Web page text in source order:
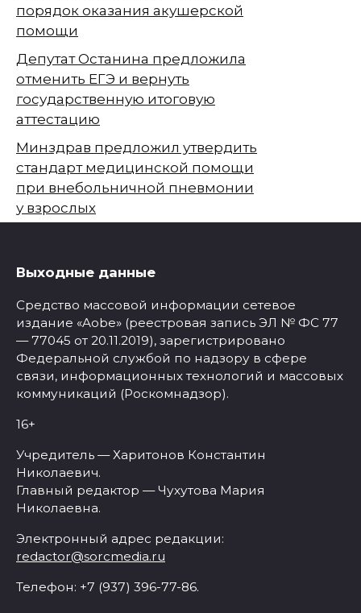
порядок оказания акушерской
помощи
Депутат Останина предложила
отменить ЕГЭ и вернуть
государственную итоговую
аттестацию
Минздрав предложил утвердить
стандарт медицинской помощи
при внебольничной пневмонии
у взрослых
Выходные данные
Средство массовой информации сетевое
издание «Aobe» (реестровая запись ЭЛ № ФС 77
— 77045 от 20.11.2019), зарегистрировано
Федеральной службой по надзору в сфере
связи, информационных технологий и массовых
коммуникаций (Роскомнадзор).
16+
Учредитель — Харитонов Константин
Николаевич.
Главный редактор — Чухутова Мария
Николаевна.
Электронный адрес редакции:
redactor@sorcmedia.ru
Телефон: +7 (937) 396-77-86.